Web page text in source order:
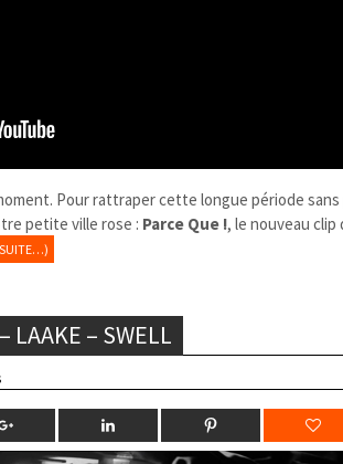
Pour rattraper cette longue période
petite ville rose : Parce Que !, le nouveau clip
LAAKE – SWELL